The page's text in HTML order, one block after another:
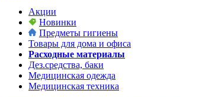
Акции
Новинки
Предметы гигиены
Товары для дома и офиса
Расходные материалы
Дез.средства, баки
Медицинская одежда
Медицинская техника